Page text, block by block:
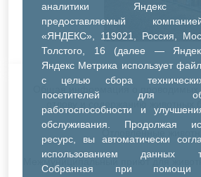
аналитики Яндекс
предоставляемый
«ЯНДЕКС», 119021, Россия,
Толстого, 16 (далее —
Яндекс Метрика использует
с целью сбора
посетителей для
работоспособности и
обслуживания. Продолжая
ресурс, вы автоматически
использованием данных
Собранная при помощи
Общая информация о проводимых
отлову и содержанию животных
Отловленные
Межмуниципальный приют для